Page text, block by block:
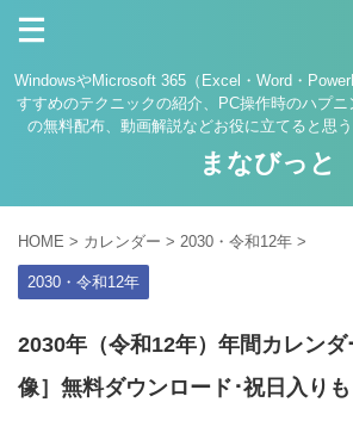
WindowsやMicrosoft 365（Excel・Word・
すすめのテクニックの紹介、PC操作時のハプ
の無料配布、動画解説などお役に立てると思う
まなびっと
HOME > カレンダー > 2030・令和12年 >
2030・令和12年
2030年（令和12年）年間カレンダ
像］無料ダウンロード･祝日入りも